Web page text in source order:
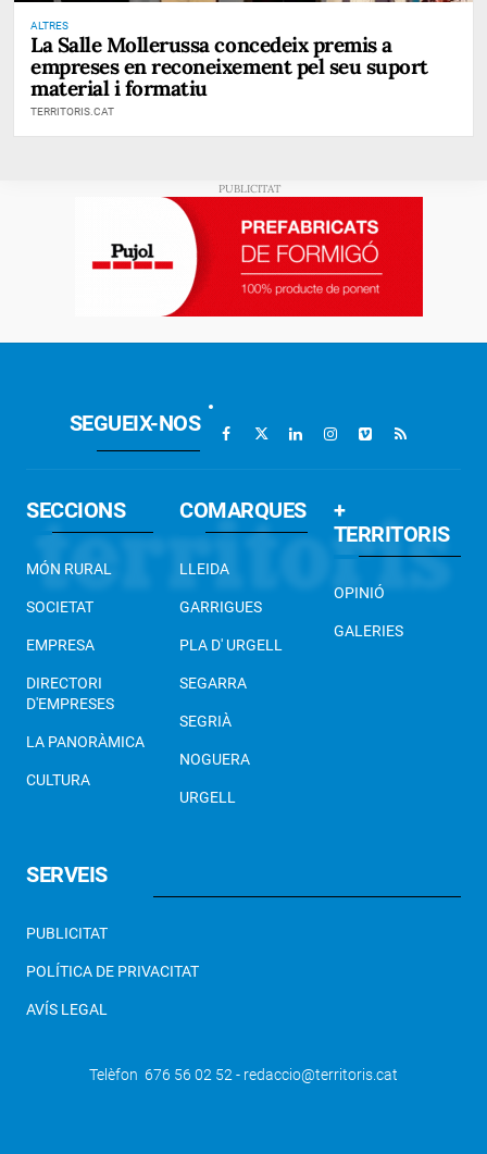
ALTRES
La Salle Mollerussa concedeix premis a
empreses en reconeixement pel seu suport
material i formatiu
TERRITORIS.CAT
SEGUEIX-NOS
SECCIONS
MÓN RURAL
SOCIETAT
EMPRESA
DIRECTORI
D'EMPRESES
LA PANORÀMICA
CULTURA
COMARQUES
LLEIDA
GARRIGUES
PLA D' URGELL
SEGARRA
SEGRIÀ
NOGUERA
URGELL
+
TERRITORIS
OPINIÓ
GALERIES
SERVEIS
PUBLICITAT
POLÍTICA DE PRIVACITAT
AVÍS LEGAL
Telèfon 676 56 02 52 - redaccio@territoris.cat